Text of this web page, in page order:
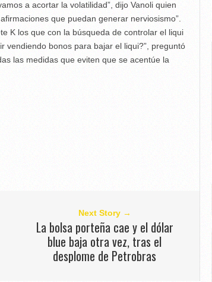
a acortar la volatilidad”, dijo Vanoli quien
que puedan generar nerviosismo”.
K los que con la búsqueda de controlar el liqui
vendiendo bonos para bajar el liqui?”, preguntó
las medidas que eviten que se acentúe la
Next Story →
La bolsa porteña cae y el dólar
blue baja otra vez, tras el
desplome de Petrobras